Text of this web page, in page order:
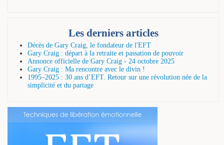
Les derniers articles
Décès de Gary Craig, le fondateur de l'EFT
Gary Craig : départ à la retraite et passation de pouvoir
Annonce officielle de Gary Craig - 24 octobre 2025
Gary Craig : Ma rencontre avec le divin !
1995–2025 : 30 ans d’EFT. Retour sur une révolution née de la
simplicité et du partage